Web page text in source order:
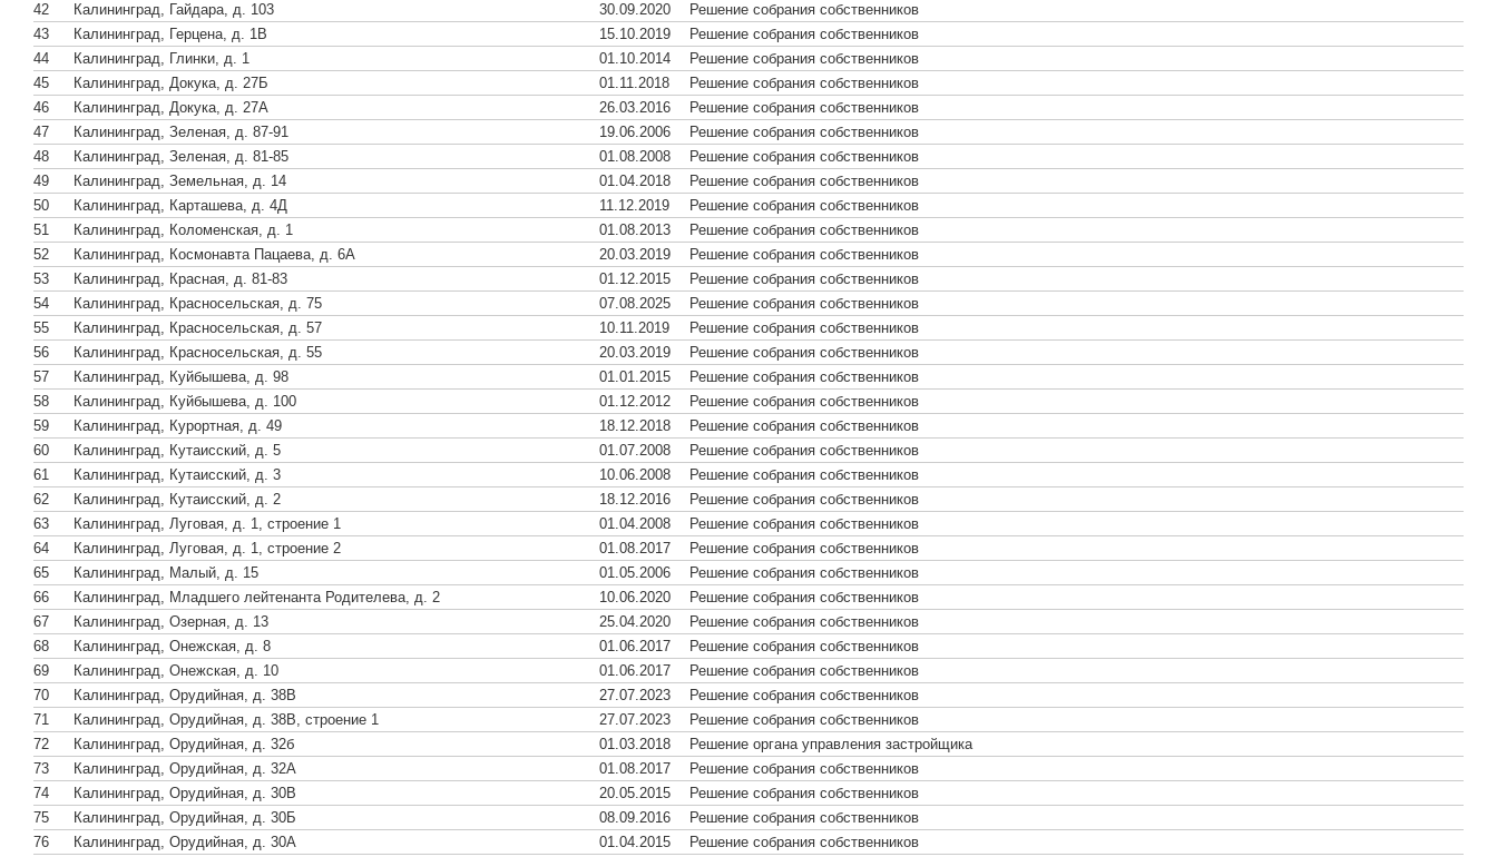
42
Калининград, Гайдара, д. 103 30.09.2020
Решение собрания собственников
43
Калининград, Герцена, д. 1В 15.10.2019
Решение собрания собственников
44
Калининград, Глинки, д. 1 01.10.2014
Решение собрания собственников
45
Калининград, Докука, д. 27Б 01.11.2018
Решение собрания собственников
46
Калининград, Докука, д. 27А 26.03.2016
Решение собрания собственников
47
Калининград, Зеленая, д. 87-91 19.06.2006
Решение собрания собственников
48
Калининград, Зеленая, д. 81-85 01.08.2008
Решение собрания собственников
49
Калининград, Земельная, д. 14 01.04.2018
Решение собрания собственников
50
Калининград, Карташева, д. 4Д 11.12.2019
Решение собрания собственников
51
Калининград, Коломенская, д. 1 01.08.2013
Решение собрания собственников
52
Калининград, Космонавта Пацаева, д. 6А 20.03.2019
Решение собрания собственников
53
Калининград, Красная, д. 81-83 01.12.2015
Решение собрания собственников
54
Калининград, Красносельская, д. 75 07.08.2025
Решение собрания собственников
55
Калининград, Красносельская, д. 57 10.11.2019
Решение собрания собственников
56
Калининград, Красносельская, д. 55 20.03.2019
Решение собрания собственников
57
Калининград, Куйбышева, д. 98 01.01.2015
Решение собрания собственников
58
Калининград, Куйбышева, д. 100 01.12.2012
Решение собрания собственников
59
Калининград, Курортная, д. 49 18.12.2018
Решение собрания собственников
60
Калининград, Кутаисский, д. 5 01.07.2008
Решение собрания собственников
61
Калининград, Кутаисский, д. 3 10.06.2008
Решение собрания собственников
62
Калининград, Кутаисский, д. 2 18.12.2016
Решение собрания собственников
63
Калининград, Луговая, д. 1, строение 1 01.04.2008
Решение собрания собственников
64
Калининград, Луговая, д. 1, строение 2 01.08.2017
Решение собрания собственников
65
Калининград, Малый, д. 15 01.05.2006
Решение собрания собственников
66
Калининград, Младшего лейтенанта Родителева, д. 2 10.06.2020
Решение собрания собственников
67
Калининград, Озерная, д. 13 25.04.2020
Решение собрания собственников
68
Калининград, Онежская, д. 8 01.06.2017
Решение собрания собственников
69
Калининград, Онежская, д. 10 01.06.2017
Решение собрания собственников
70
Калининград, Орудийная, д. 38В 27.07.2023
Решение собрания собственников
71
Калининград, Орудийная, д. 38В, строение 1 27.07.2023
Решение собрания собственников
72
Калининград, Орудийная, д. 32б 01.03.2018
Решение органа управления застройщика
73
Калининград, Орудийная, д. 32А 01.08.2017
Решение собрания собственников
74
Калининград, Орудийная, д. 30В 20.05.2015
Решение собрания собственников
75
Калининград, Орудийная, д. 30Б 08.09.2016
Решение собрания собственников
76
Калининград, Орудийная, д. 30А 01.04.2015 Решение собрания собственников